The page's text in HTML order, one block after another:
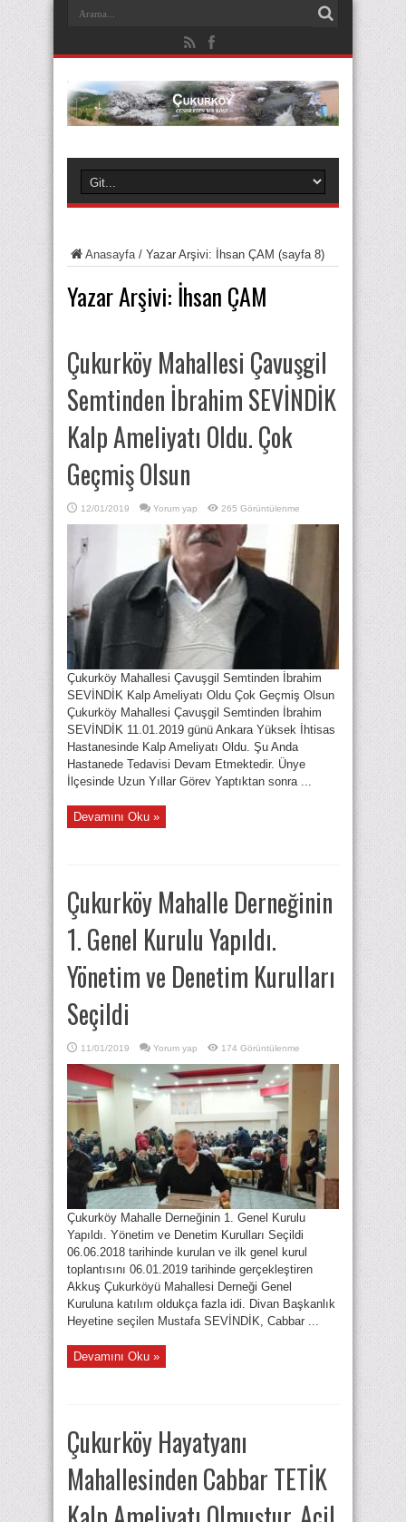
Anasayfa/ Yazar Arşivi: İhsan ÇAM (sayfa 8)
Yazar Arşivi: İhsan ÇAM
Çukurköy Mahallesi Çavuşgil
Semtinden İbrahim SEVİNDİK
Kalp Ameliyatı Oldu. Çok
Geçmiş Olsun
12/01/2019 Yorum yap 265 Görüntülenme
Çukurköy Mahallesi Çavuşgil Semtinden İbrahim
SEVİNDİK Kalp Ameliyatı Oldu Çok Geçmiş Olsun
Çukurköy Mahallesi Çavuşgil Semtinden İbrahim
SEVİNDİK 11.01.2019 günü Ankara Yüksek İhtisas
Hastanesinde Kalp Ameliyatı Oldu. Şu Anda
Hastanede Tedavisi Devam Etmektedir. Ünye
İlçesinde Uzun Yıllar Görev Yaptıktan sonra ...
Devamını Oku »
Çukurköy Mahalle Derneğinin
1. Genel Kurulu Yapıldı.
Yönetim ve Denetim Kurulları
Seçildi
11/01/2019 Yorum yap 174 Görüntülenme
Çukurköy Mahalle Derneğinin 1. Genel Kurulu
Yapıldı. Yönetim ve Denetim Kurulları Seçildi
06.06.2018 tarihinde kurulan ve ilk genel kurul
toplantısını 06.01.2019 tarihinde gerçekleştiren
Akkuş Çukurköyü Mahallesi Derneği Genel
Kuruluna katılım oldukça fazla idi. Divan Başkanlık
Heyetine seçilen Mustafa SEVİNDİK, Cabbar ...
Devamını Oku »
Çukurköy Hayatyanı
Mahallesinden Cabbar TETİK